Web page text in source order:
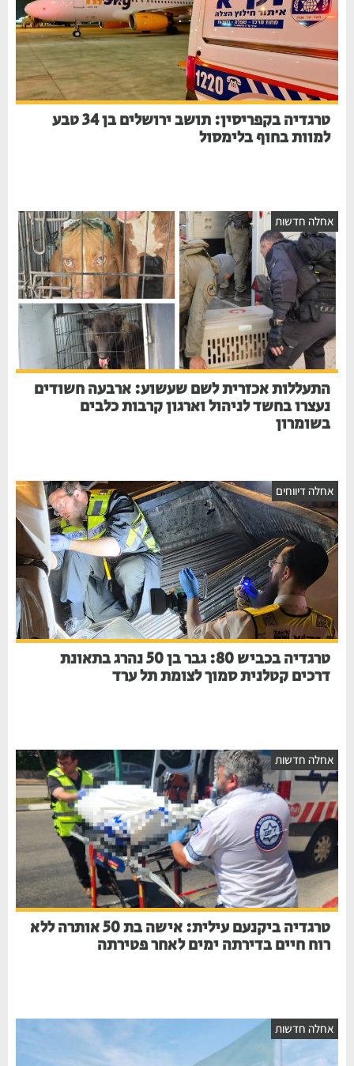
טרגדיה בקפריסין: תושב ירושלים בן 34 טבע
למוות בחוף בלימסול
אחלה חדשות
התעללות אכזרית לשם שעשוע: ארבעה חשודים
נעצרו בחשד לניהול וארגון קרבות כלבים
בשומרון
אחלה דיווחים
טרגדיה בכביש 80: גבר בן 50 נהרג בתאונת
דרכים קטלנית סמוך לצומת תל ערד
אחלה חדשות
טרגדיה ביקנעם עילית: אישה בת 50 אותרה ללא
רוח חיים בדירתה ימים לאחר פטירתה
אחלה חדשות